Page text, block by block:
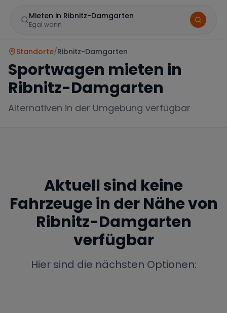
Mieten in Ribnitz-Damgarten
Egal wann
Mercedes BMW Audi
Lamborghini
Wann
Standorte/Ribnitz-Damgarten
Sportwagen mieten in
Ribnitz-Damgarten
Alternativen in der Umgebung verfügbar
Aktuell sind keine
Fahrzeuge in der Nähe von
Ribnitz-Damgarten
verfügbar
Hier sind die nächsten Optionen: